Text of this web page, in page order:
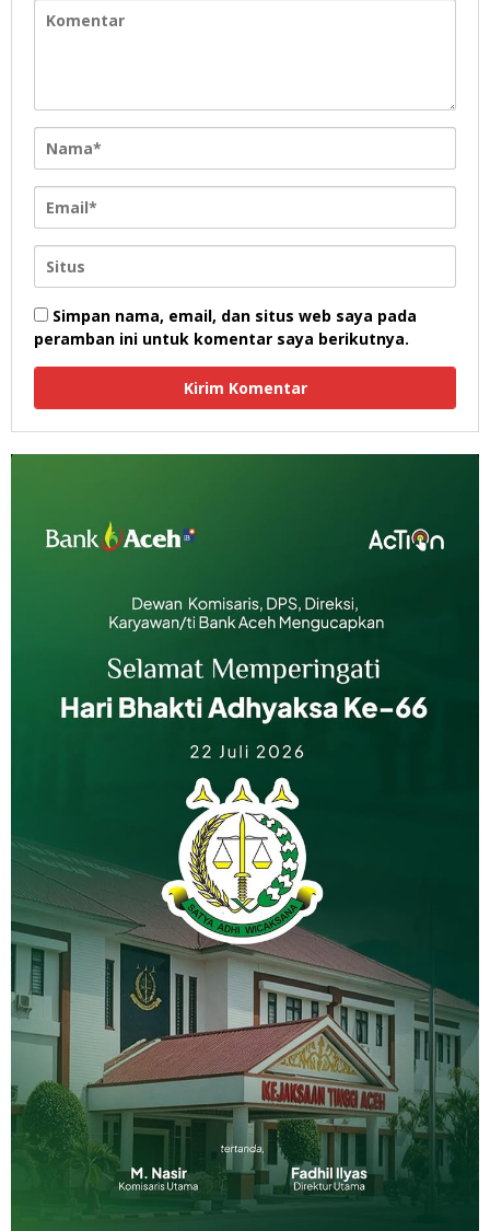
Simpan nama, email, dan situs web saya pada
peramban ini untuk komentar saya berikutnya.